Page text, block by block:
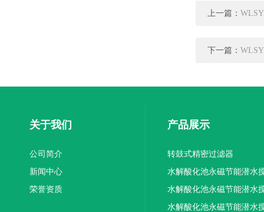
上一篇：
下一篇：
关于我们
公司简介
新闻中心
荣誉资质
产品展示
转鼓式精密过滤器
水解酸化池永磁节能潜水
机厂家供应
水解酸化池永磁节能潜水
机厂家直销
水解酸化池永磁节能潜水